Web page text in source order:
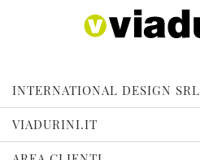
INTERNATIONAL DESIGN SRL
VIADURINI.IT